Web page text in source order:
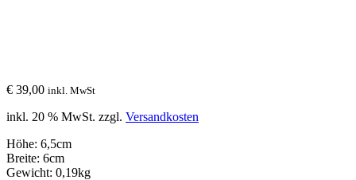
€ 39,00 inkl. MwSt
inkl. 20 % MwSt. zzgl. Versandkosten
Höhe: 6,5cm
Breite: 6cm
Gewicht: 0,19kg